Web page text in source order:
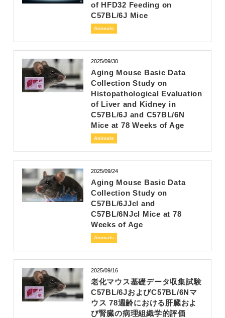
of HFD32 Feeding on
C57BL/6J Mice
Animals
2025/09/30
Aging Mouse Basic Data
Collection Study on
Histopathological Evaluation
of Liver and Kidney in
C57BL/6J and C57BL/6N
Mice at 78 Weeks of Age
Animals
2025/09/24
Aging Mouse Basic Data
Collection Study on
C57BL/6JJcl and
C57BL/6NJcl Mice at 78
Weeks of Age
Animals
2025/09/16
老化マウス基礎データ収集試験
C57BL/6JおよびC57BL/6Nマ
ウス 78週齢における肝臓およ
び腎臓の病理組織学的評価